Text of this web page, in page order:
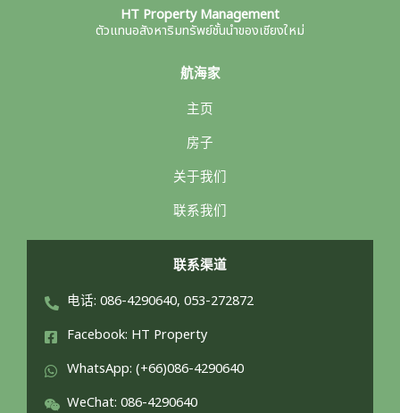
HT Property Management
ตัวแทนอสังหาริมทรัพย์ชั้นนำของเชียงใหม่
航海家
主页
房子
关于我们
联系我们
联系渠道
电话: 086-4290640, 053-272872
Facebook: HT Property
WhatsApp: (+66)086-4290640
WeChat: 086-4290640